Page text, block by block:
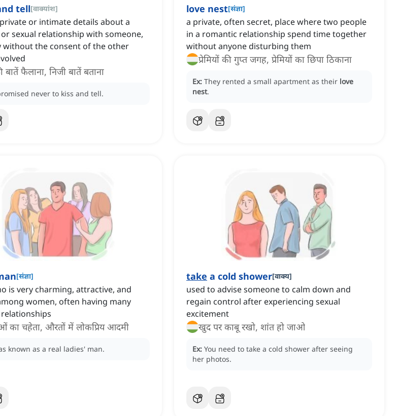
tell[वाक्यांश]
or intimate details about a
sexual relationship with someone,
without the consent of the other
बातें फैलाना, निजी बातें बताना
never to kiss and tell.
love nest[संज्ञा]
a private, often secret, place where two people
in a romantic relationship spend time together
without anyone disturbing them
प्रेमियों की गुप्त जगह, प्रेमियों का छिपा ठिकाना
Ex: They rented a small apartment as their love
nest.
[संज्ञा]
is very charming, attractive, and
women, often having many
का चहेता, औरतों में लोकप्रिय आदमी
known as a real ladies' man.
take a cold shower[वाक्य]
used to advise someone to calm down and
regain control after experiencing sexual
excitement
खुद पर काबू रखो, शांत हो जाओ
Ex: You need to take a cold shower after seeing
her photos.